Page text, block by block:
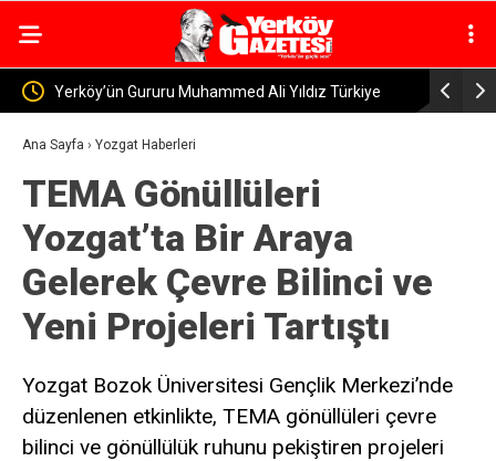
Yıldız Türkiye
Edildi
Yerköy’de Panelvan ile Otomobil Çarpıştı:
Kişi Yaralandı
Ana Sayfa › Yozgat Haberleri
TEMA Gönüllüleri
Yozgat’ta Bir Araya
Gelerek Çevre Bilinci ve
Yeni Projeleri Tartıştı
Yozgat Bozok Üniversitesi Gençlik Merkezi’nde
düzenlenen etkinlikte, TEMA gönüllüleri çevre
bilinci ve gönüllülük ruhunu pekiştiren projeleri